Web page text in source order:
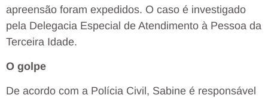
apreensão foram expedidos. O caso é investigado
pela Delegacia Especial de Atendimento à Pessoa da
Terceira Idade.
O golpe
De acordo com a Polícia Civil, Sabine é responsável